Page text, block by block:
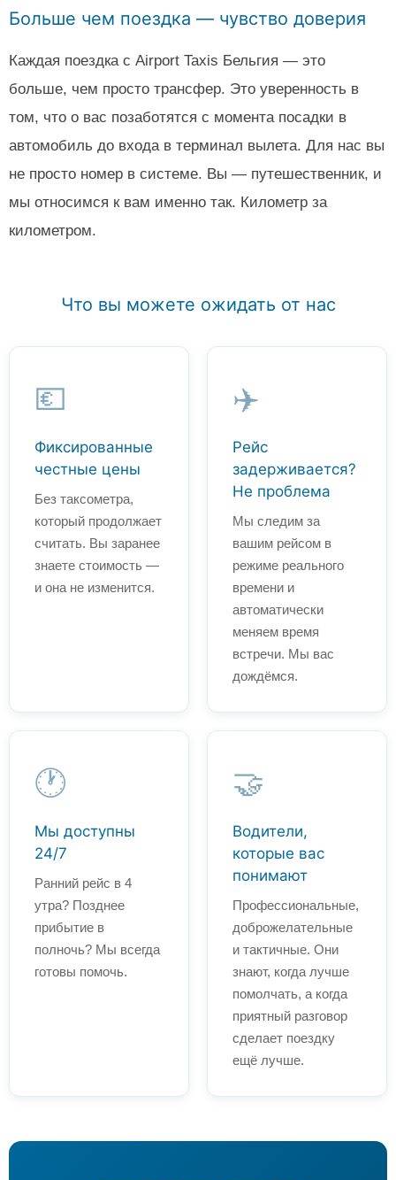
Больше чем поездка — чувство доверия
Каждая поездка с Airport Taxis Бельгия — это
больше, чем просто трансфер. Это уверенность в
том, что о вас позаботятся с момента посадки в
автомобиль до входа в терминал вылета. Для нас вы
не просто номер в системе. Вы — путешественник, и
мы относимся к вам именно так. Километр за
километром.
Что вы можете ожидать от нас
💶
Фиксированные
честные цены
Без таксометра,
который продолжает
считать. Вы заранее
знаете стоимость —
и она не изменится.
✈️
Рейс
задерживается?
Не проблема
Мы следим за
вашим рейсом в
режиме реального
времени и
автоматически
меняем время
встречи. Мы вас
дождёмся.
🕐
Мы доступны
24/7
Ранний рейс в 4
утра? Позднее
прибытие в
полночь? Мы всегда
готовы помочь.
🤝
Водители,
которые вас
понимают
Профессиональные,
доброжелательные
и тактичные. Они
знают, когда лучше
помолчать, а когда
приятный разговор
сделает поездку
ещё лучше.